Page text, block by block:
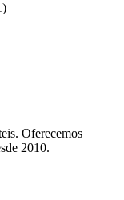
Oferecemos
2010.